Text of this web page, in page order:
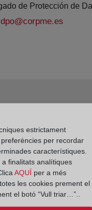
de Protección de
dpo@corpme.es
estrictament
per recordar
característiques.
finalitats analítiques
AQUÍ per a més
les cookies prement el
el botó “Vull triar…”..